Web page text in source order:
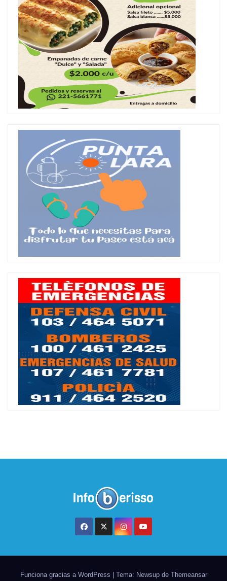
Funciona gracias a WordPress Tema: Newsup de Themeansar